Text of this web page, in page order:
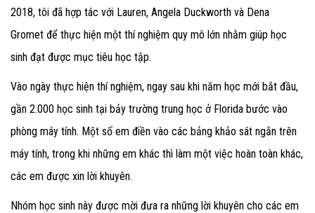
2018, tôi đã hợp tác với Lauren, Angela Duckworth và Dena
Gromet để thực hiện một thí nghiệm quy mô lớn nhằm giúp học
sinh đạt được mục tiêu học tập.
Vào ngày thực hiện thí nghiệm, ngay sau khi năm học mới bắt đầu,
gần 2.000 học sinh tại bảy trường trung học ở Florida bước vào
phòng máy tính. Một số em điền vào các bảng khảo sát ngắn trên
máy tính, trong khi những em khác thì làm một việc hoàn toàn khác,
các em được xin lời khuyên.
Nhóm học sinh này được mời đưa ra những lời khuyên cho các em